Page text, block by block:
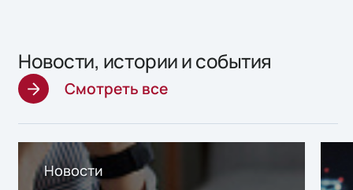
Новости, истории и события
Смотреть все
Новости